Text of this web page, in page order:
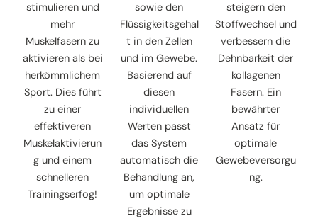
stimulieren und
mehr
Muskelfasern zu
aktivieren als bei
herkömmlichem
Sport. Dies führt
zu einer
effektiveren
Muskelaktivierun
g und einem
schnelleren
Trainingserfog!
sowie den
Flüssigkeitsgehal
t in den Zellen
und im Gewebe.
Basierend auf
diesen
individuellen
Werten passt
das System
automatisch die
Behandlung an,
um optimale
Ergebnisse zu
steigern den
Stoffwechsel und
verbessern die
Dehnbarkeit der
kollagenen
Fasern. Ein
bewährter
Ansatz für
optimale
Gewebeversorgu
ng.